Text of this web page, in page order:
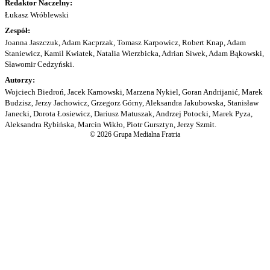
Redaktor Naczelny:
Łukasz Wróblewski
Zespół:
Joanna Jaszczuk, Adam Kacprzak, Tomasz Karpowicz, Robert Knap, Adam
Staniewicz, Kamil Kwiatek, Natalia Wierzbicka, Adrian Siwek, Adam Bąkowski,
Sławomir Cedzyński.
Autorzy:
Wojciech Biedroń, Jacek Karnowski, Marzena Nykiel, Goran Andrijanić, Marek
Budzisz, Jerzy Jachowicz, Grzegorz Górny, Aleksandra Jakubowska, Stanisław
Janecki, Dorota Łosiewicz, Dariusz Matuszak, Andrzej Potocki, Marek Pyza,
Aleksandra Rybińska, Marcin Wikło, Piotr Gursztyn, Jerzy Szmit.
© 2026 Grupa Medialna Fratria